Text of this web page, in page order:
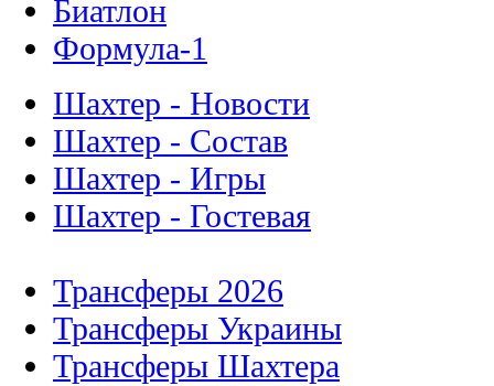
Биатлон
Формула-1
Шахтер - Новости
Шахтер - Состав
Шахтер - Игры
Шахтер - Гостевая
Трансферы 2026
Трансферы Украины
Трансферы Шахтера